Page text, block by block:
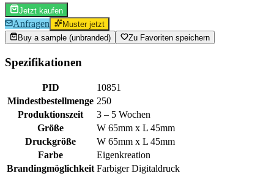
Jetzt kaufen
Anfragen
Muster jetzt
Buy a sample (unbranded)
Zu Favoriten speichern
Spezifikationen
PID
10851
Mindestbestellmenge 250
Produktionszeit
3 – 5 Wochen
Größe
W 65mm x L 45mm
Druckgröße
W 65mm x L 45mm
Farbe
Eigenkreation
Brandingmöglichkeit Farbiger Digitaldruck